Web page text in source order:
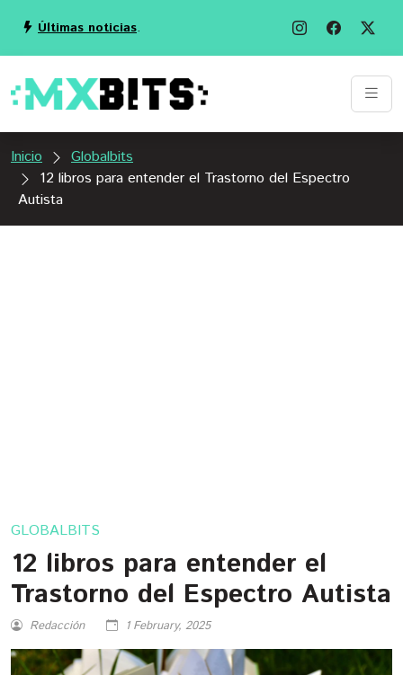
Últimas noticias.
Inicio
Globalbits
12 libros para entender el Trastorno del Espectro
Autista
GLOBALBITS
12 libros para entender el
Trastorno del Espectro Autista
Redacción 1 February, 2025